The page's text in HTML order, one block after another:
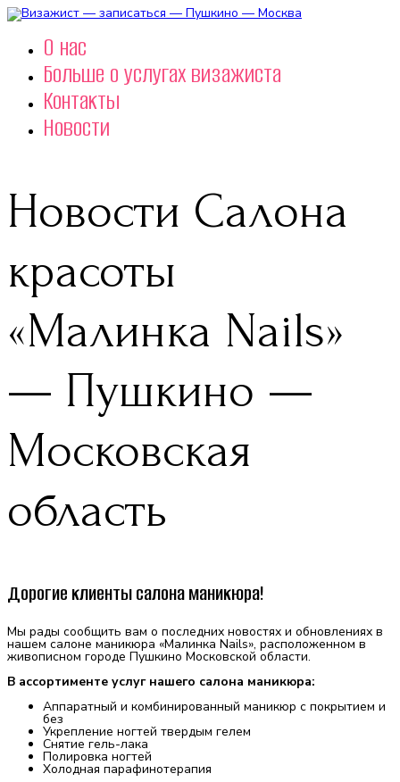
О нас
Больше о услугах визажиста
Контакты
Новости
Новости Салона
красоты
«Малинка Nails»
— Пушкино —
Московская
область
Дорогие клиенты салона маникюра!
Мы рады сообщить вам о последних новостях и обновлениях в
нашем салоне маникюра «Малинка Nails», расположенном в
живописном городе Пушкино Московской области.
В ассортименте услуг нашего салона маникюра:
Аппаратный и комбинированный маникюр с покрытием и
без
Укрепление ногтей твердым гелем
Снятие гель-лака
Полировка ногтей
Холодная парафинотерапия